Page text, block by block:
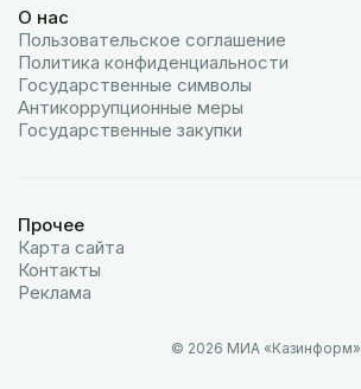
О нас
Пользовательское соглашение
Политика конфиденциальности
Государственные символы
Антикоррупционные меры
Государственные закупки
Прочее
Карта сайта
Контакты
Реклама
© 2026 МИА «Казинформ»